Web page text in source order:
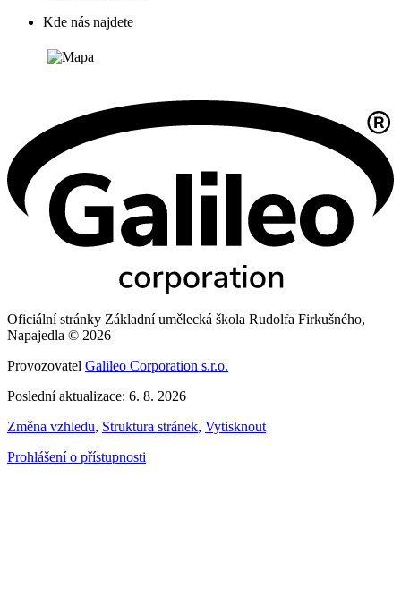
Kde nás najdete
Oficiální stránky Základní umělecká škola Rudolfa Firkušného,
Napajedla © 2026
Provozovatel Galileo Corporation s.r.o.
Poslední aktualizace: 6. 8. 2026
Změna vzhledu, Struktura stránek, Vytisknout
Prohlášení o přístupnosti